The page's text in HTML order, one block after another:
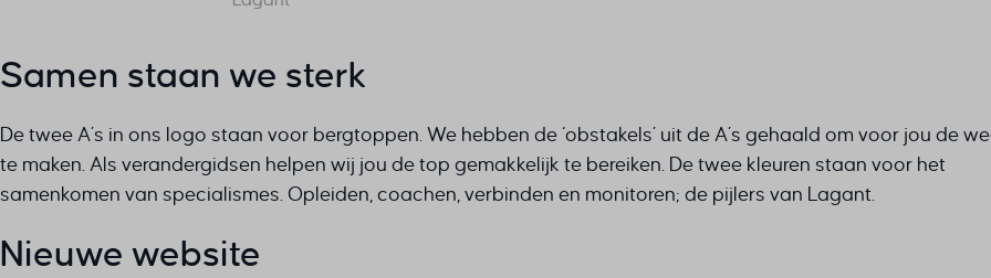
Samen staan we sterk
De twee A’s in ons logo staan voor bergtoppen. We hebben de ‘obstakels’ uit de A’s gehaald om voor jou de
te maken. Als verandergidsen helpen wij jou de top gemakkelijk te bereiken. De twee kleuren staan voor het
samenkomen van specialismes. Opleiden, coachen, verbinden en monitoren; de pijlers van Lagant.
Nieuwe website